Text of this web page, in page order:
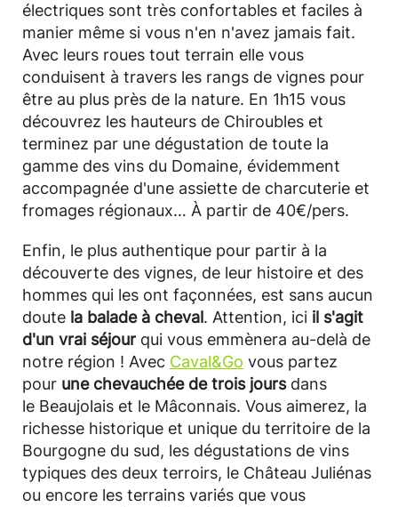
électriques sont très confortables et faciles à
manier même si vous n'en n'avez jamais fait.
Avec leurs roues tout terrain elle vous
conduisent à travers les rangs de vignes pour
être au plus près de la nature. En 1h15 vous
découvrez les hauteurs de Chiroubles et
terminez par une dégustation de toute la
gamme des vins du Domaine, évidemment
accompagnée d'une assiette de charcuterie et
fromages régionaux… À partir de 40€/pers.
Enfin, le plus authentique pour partir à la
découverte des vignes, de leur histoire et des
hommes qui les ont façonnées, est sans aucun
doute la balade à cheval. Attention, ici il s'agit
d'un vrai séjour qui vous emmènera au-delà de
notre région ! Avec Caval&Go vous partez
pour une chevauchée de trois joursdans
le Beaujolais et le Mâconnais. Vous aimerez, la
richesse historique et unique du territoire de la
Bourgogne du sud, les dégustations de vins
typiques des deux terroirs, le Château Juliénas
ou encore les terrains variés que vous